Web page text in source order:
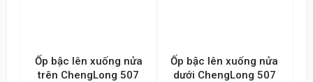
Ốp bậc lên xuống nửa
trên ChengLong 507
Ốp bậc lên xuống nửa
dưới ChengLong 507